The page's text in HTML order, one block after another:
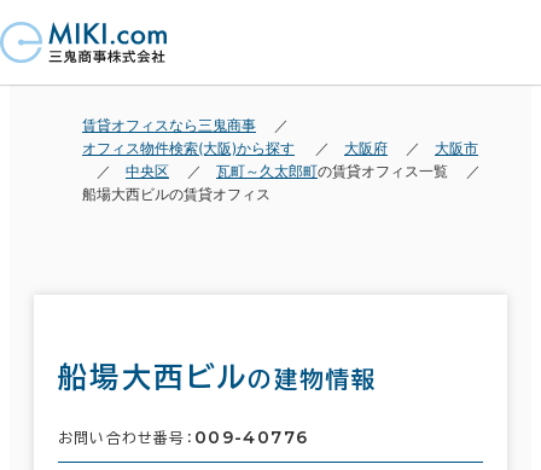
賃貸オフィスなら三鬼商事
オフィス物件検索(大阪)から探す
大阪府
大阪市
中央区
瓦町～久太郎町の賃貸オフィス一覧
船場大西ビルの賃貸オフィス
船場大西ビルの建物情報
お問い合わせ番号： 009-40776